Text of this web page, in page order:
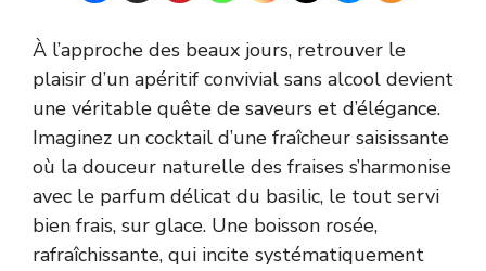
À l’approche des beaux jours, retrouver le
plaisir d’un apéritif convivial sans alcool devient
une véritable quête de saveurs et d’élégance.
Imaginez un cocktail d’une fraîcheur saisissante
où la douceur naturelle des fraises s’harmonise
avec le parfum délicat du basilic, le tout servi
bien frais, sur glace. Une boisson rosée,
rafraîchissante, qui incite systématiquement